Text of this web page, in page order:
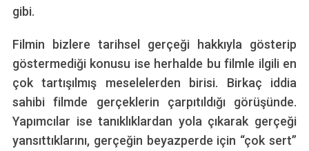
gibi.
Filmin bizlere tarihsel gerçeği hakkıyla gösterip
göstermediği konusu ise herhalde bu filmle ilgili en
çok tartışılmış meselelerden birisi. Birkaç iddia
sahibi filmde gerçeklerin çarpıtıldığı görüşünde.
Yapımcılar ise tanıklıklardan yola çıkarak gerçeği
yansıttıklarını, gerçeğin beyazperde için “çok sert”